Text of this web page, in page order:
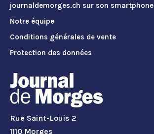
journaldemorges.ch sur son smartphone
Notre équipe
Conditions générales de vente
Protection des données
Rue Saint-Louis 2
1110 Morges